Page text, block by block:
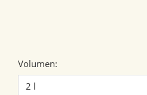
Volumen: